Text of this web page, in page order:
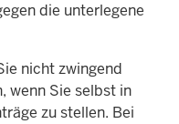
die unterlegene
nicht zwingend
wenn Sie selbst in
zu stellen. Bei